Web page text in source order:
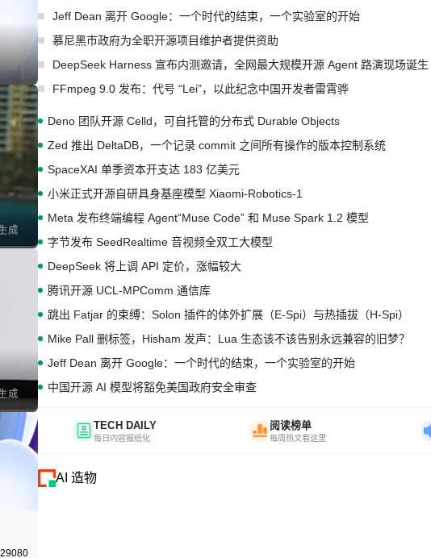
成
成
成
Jeff Dean 离开 Google：一个时代的结束，一个实验室的开始
慕尼黑市政府为全职开源项目维护者提供资助
DeepSeek Harness 宣布内测邀请，全网最大规模开源 Agent 路演现场诞生
FFmpeg 9.0 发布：代号 “Lei”，以此纪念中国开发者雷霄骅
Deno 团队开源 Celld，可自托管的分布式 Durable Objects
Zed 推出 DeltaDB，一个记录 commit 之间所有操作的版本控制系统
SpaceXAI 单季资本开支达 183 亿美元
小米正式开源自研具身基座模型 Xiaomi-Robotics-1
Meta 发布终端编程 Agent“Muse Code” 和 Muse Spark 1.2 模型
字节发布 SeedRealtime 音视频全双工大模型
DeepSeek 将上调 API 定价，涨幅较大
腾讯开源 UCL-MPComm 通信库
跳出 Fatjar 的束缚：Solon 插件的体外扩展（E-Spi）与热插拔（H-Spi）
Mike Pall 删标签，Hisham 发声：Lua 生态该不该告别永远兼容的旧梦？
Jeff Dean 离开 Google：一个时代的结束，一个实验室的开始
中国开源 AI 模型将豁免美国政府安全审查
TECH DAILY
每日内容报纸化
阅读榜单
每周热文看这里
AI 造物
29080